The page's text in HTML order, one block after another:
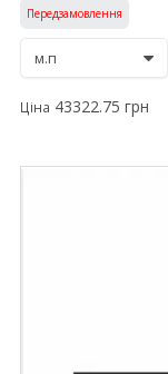
Передзамовлення
Ціна 43322.75 грн